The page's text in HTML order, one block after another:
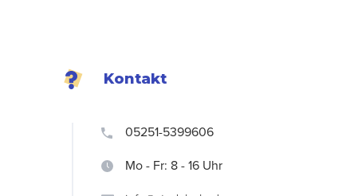
Kontakt
05251-5399606
Mo - Fr: 8 - 16 Uhr